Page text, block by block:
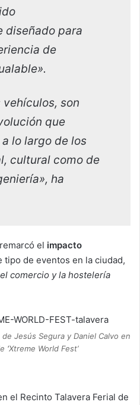
diseñado para
de
vehículos, son
que
lo largo de los
cultural como de
ha
el impacto
tipo de eventos en la ciudad,
comercio y la hostelería
Jesús Segura y Daniel Calvo en
‘Xtreme World Fest’
el Recinto Talavera Ferial de